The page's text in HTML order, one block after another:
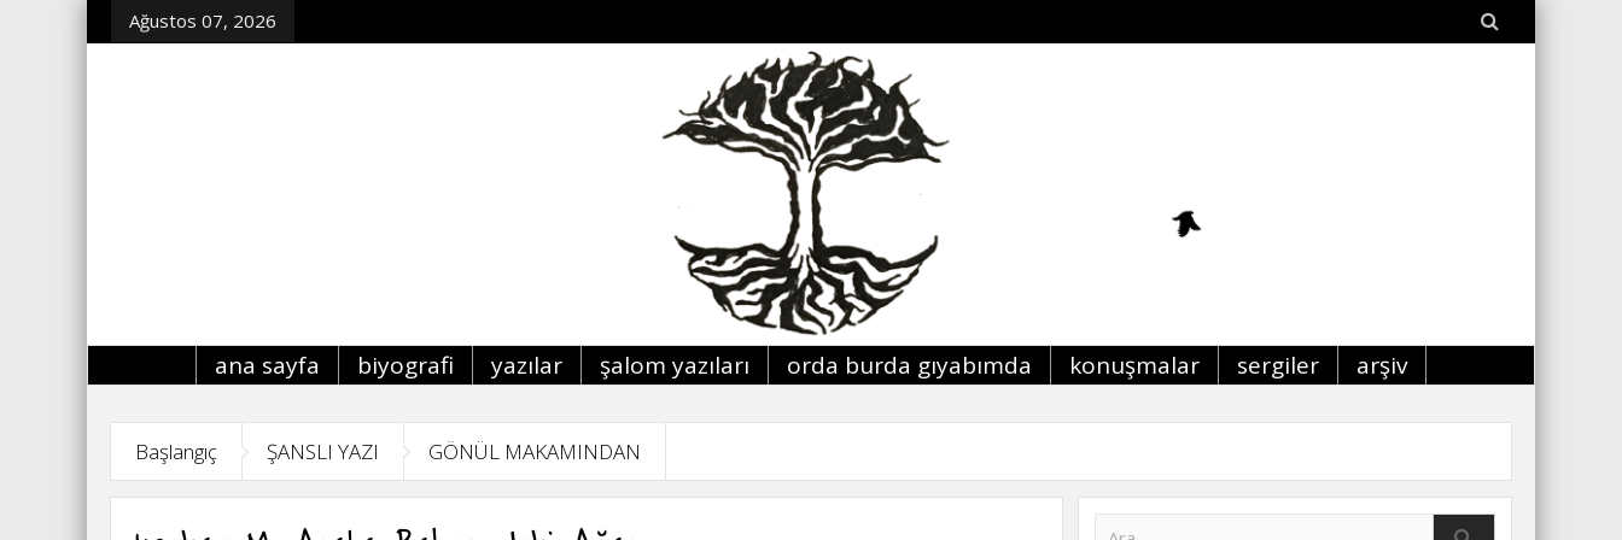
Ağustos 07, 2026
ana sayfa biyografi yazılar şalom yazıları orda burda giyabimda konuşmalar sergiler arşiv
Başlangıç ŞANSLI YAZI GÖNÜL MAKAMINDAN